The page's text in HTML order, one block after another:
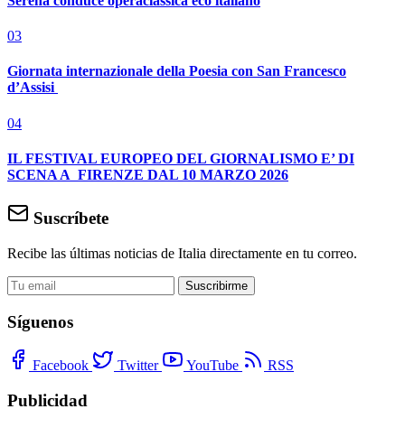
03
Giornata internazionale della Poesia con San Francesco
d’Assisi
04
IL FESTIVAL EUROPEO DEL GIORNALISMO E’ DI
SCENA A FIRENZE DAL 10 MARZO 2026
Suscríbete
Recibe las últimas noticias de Italia directamente en tu correo.
Suscribirme
Síguenos
Facebook Twitter YouTube RSS
Publicidad